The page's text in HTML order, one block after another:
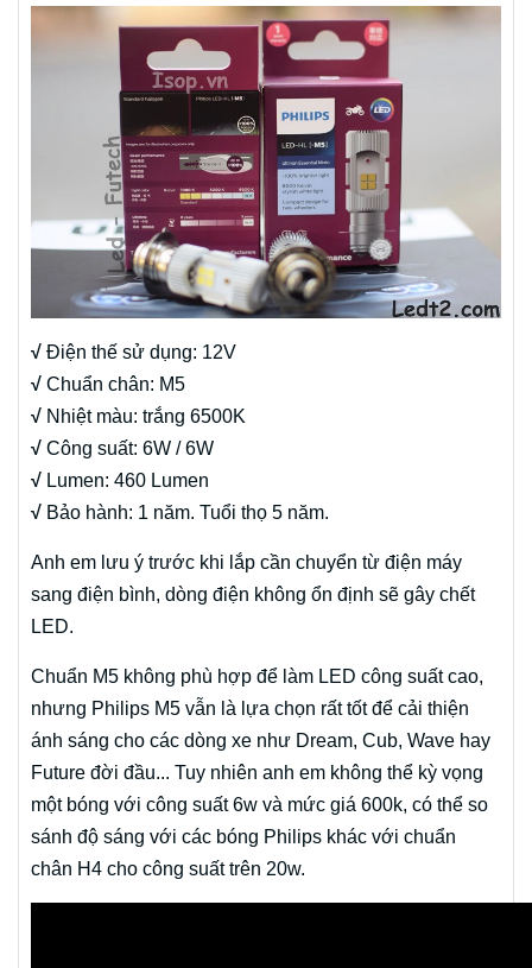
√ Điện thế sử dụng: 12V
√ Chuẩn chân: M5
√ Nhiệt màu: trắng 6500K
√ Công suất: 6W / 6W
√ Lumen: 460 Lumen
√ Bảo hành: 1 năm. Tuổi thọ 5 năm.
Anh em lưu ý trước khi lắp cần chuyển từ điện máy
sang điện bình, dòng điện không ổn định sẽ gây chết
LED.
Chuẩn M5 không phù hợp để làm LED công suất cao,
nhưng Philips M5 vẫn là lựa chọn rất tốt để cải thiện
ánh sáng cho các dòng xe như Dream, Cub, Wave hay
Future đời đầu... Tuy nhiên anh em không thể kỳ vọng
một bóng với công suất 6w và mức giá 600k, có thể so
sánh độ sáng với các bóng Philips khác với chuẩn
chân H4 cho công suất trên 20w.